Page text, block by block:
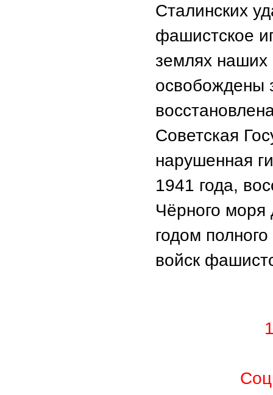
Сталинских
фашистское
землях наших
освобождены
Советская
нарушенная
1941 года,
Чёрного моря
годом
войск